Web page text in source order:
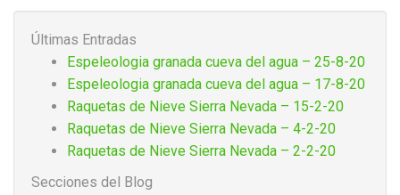
Últimas Entradas
Espeleologia granada cueva del agua – 25-8-20
Espeleologia granada cueva del agua – 17-8-20
Raquetas de Nieve Sierra Nevada – 15-2-20
Raquetas de Nieve Sierra Nevada – 4-2-20
Raquetas de Nieve Sierra Nevada – 2-2-20
Secciones del Blog